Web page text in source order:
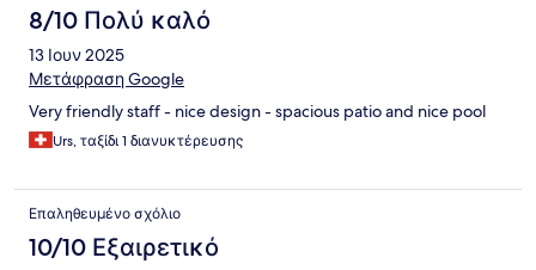
8/10 Πολύ καλό
13 Ιουν 2025
Μετάφραση Google
Very friendly staff - nice design - spacious patio and nice pool
Urs, ταξίδι 1 διανυκτέρευσης
Επαληθευμένο σχόλιο
10/10 Εξαιρετικό